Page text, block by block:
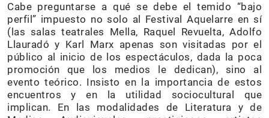
Cabe preguntarse a qué se debe el temido “bajo
perfil” impuesto no solo al Festival Aquelarre en sí
(las salas teatrales Mella, Raquel Revuelta, Adolfo
Llauradó y Karl Marx apenas son visitadas por el
público al inicio de los espectáculos, dada la poca
promoción que los medios le dedican), sino al
evento teórico. Insisto en la importancia de estos
encuentros y en la utilidad sociocultural que
implican. En las modalidades de Literatura y de